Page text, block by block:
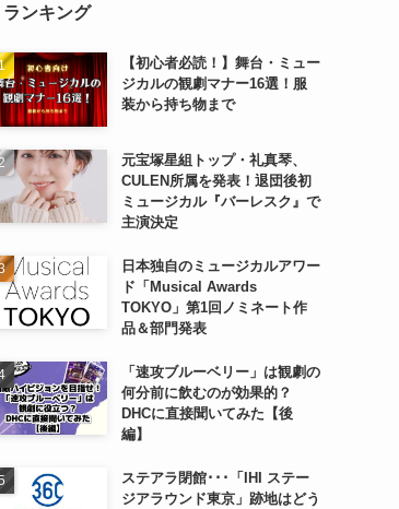
ランキング
【初心者必読！】舞台・ミュー
ジカルの観劇マナー16選！服
装から持ち物まで
元宝塚星組トップ・礼真琴、
CULEN所属を発表！退団後初
ミュージカル『バーレスク』で
主演決定
日本独自のミュージカルアワー
ド「Musical Awards
TOKYO」第1回ノミネート作
品＆部門発表
「速攻ブルーベリー」は観劇の
何分前に飲むのが効果的？
DHCに直接聞いてみた【後
編】
ステアラ閉館･･･「IHI ステー
ジアラウンド東京」跡地はどう